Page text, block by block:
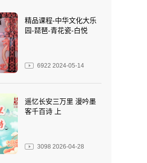
精品课程-中华文化大乐
园-琵琶-青花瓷-白悦
6922 2024-05-14
遥忆长安三万里 漫吟墨
客千百诗 上
3098 2026-04-28